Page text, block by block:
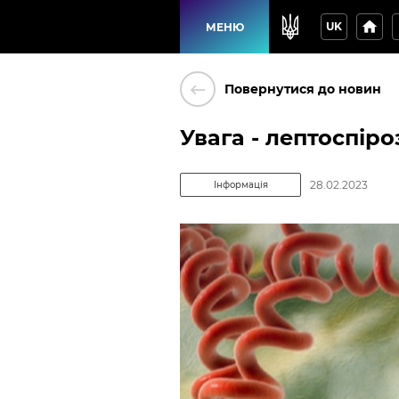
МЕНЮ UK home
keyboard_backspace Повернутися до новин
Увага -
Інформація 28.02.2023